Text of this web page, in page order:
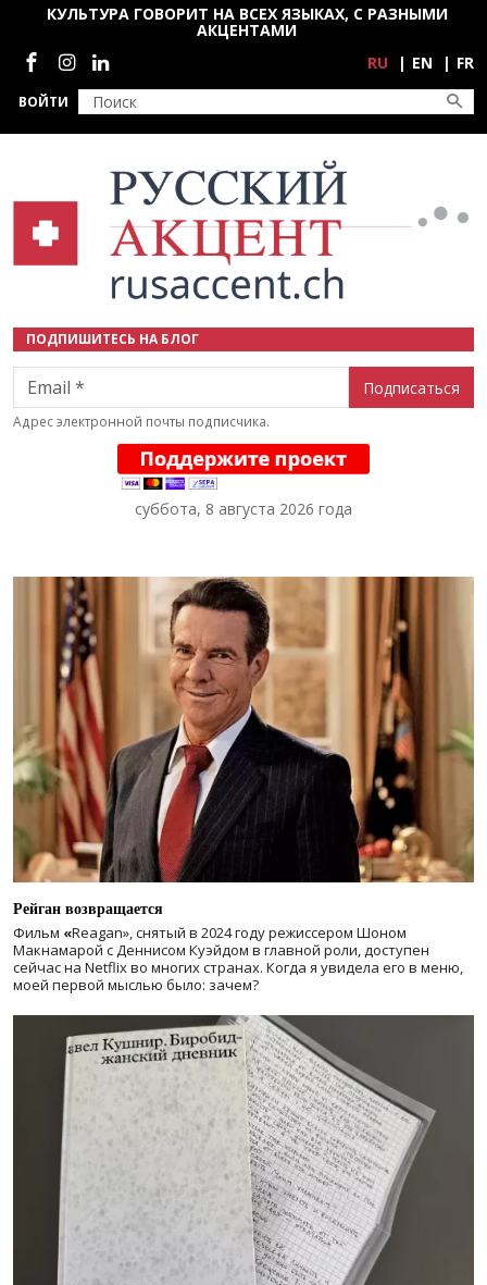
Перейти к основному содержанию
ВОЙТИ
КУЛЬТУРА ГОВОРИТ НА ВСЕХ ЯЗЫКАХ, С РАЗНЫМИ
АКЦЕНТАМИ
Социальные сети
RU EN FR
ПОДПИШИТЕСЬ НА БЛОГ
Email
Адрес электронной почты подписчика.
суббота, 8 августа 2026 года
Рейган возвращается
Фильм «Reagan», снятый в 2024 годурежиссером Шоном
Макнамарой с Деннисом Куэйдом в главной роли, доступен
сейчас на Netflix во многих странах. Когда я увидела его в меню,
моей первой мыслью было: зачем?